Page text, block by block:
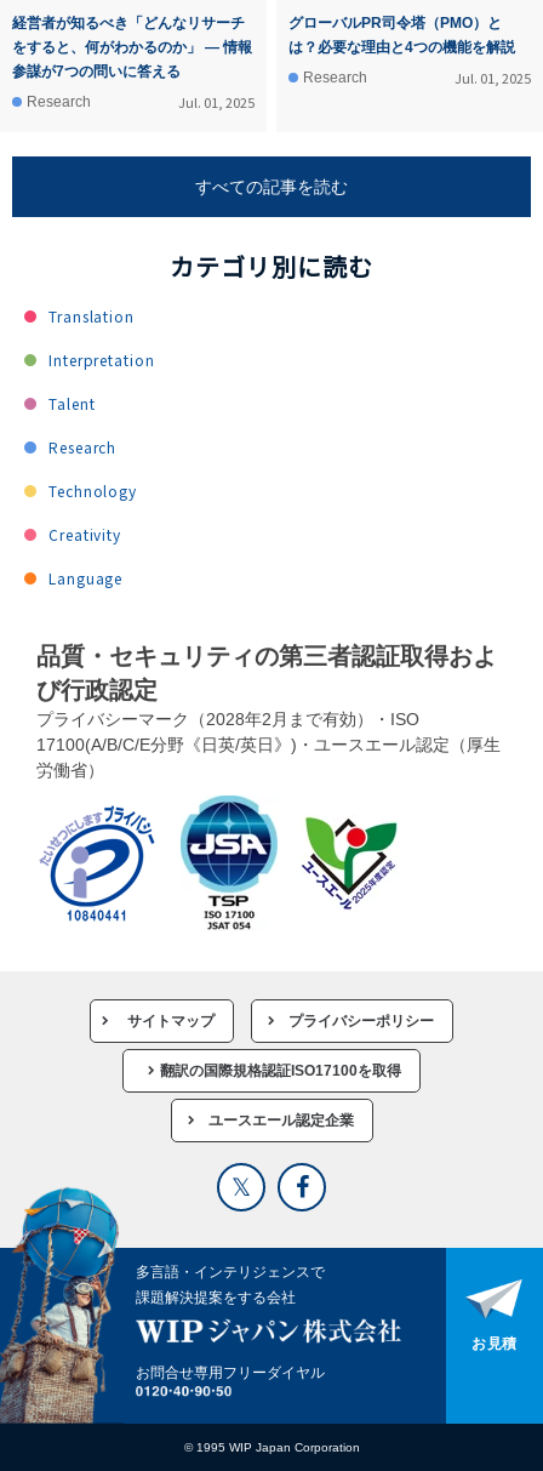
経営者が知るべき「どんなリサーチ
をすると、何がわかるのか」 ― 情報
参謀が7つの問いに答える
Research
Jul. 01, 2025
グローバルPR司令塔（PMO）と
は？必要な理由と4つの機能を解説
Research
Jul. 01, 2025
すべての記事を読む
カテゴリ別に読む
Translation
Interpretation
Talent
Research
Technology
Creativity
Language
品質・セキュリティの第三者認証取得およ
び行政認定
プライバシーマーク（2028年2月まで有効）・ISO
17100(A/B/C/E分野《日英/英日》)・ユースエール認定（厚生
労働省）
サイトマップ プライバシーポリシー
翻訳の国際規格認証ISO17100を取得
ユースエール認定企業
多言語・インテリジェンスで
課題解決提案をする会社
お問合せ専用フリーダイヤル
お見積
© 1995 WIP Japan Corporation